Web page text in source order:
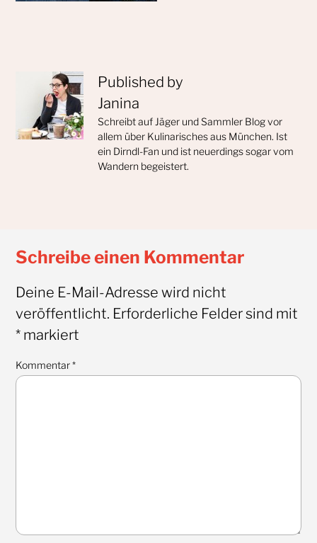
Published by
Janina
Schreibt auf Jäger und Sammler Blog vor
allem über Kulinarisches aus München. Ist
ein Dirndl-Fan und ist neuerdings sogar vom
Wandern begeistert.
Schreibe einen Kommentar
Deine E-Mail-Adresse wird nicht
veröffentlicht. Erforderliche Felder sind mit
*markiert
Kommentar*